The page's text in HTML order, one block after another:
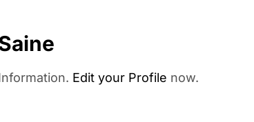
Edit your Profile now.